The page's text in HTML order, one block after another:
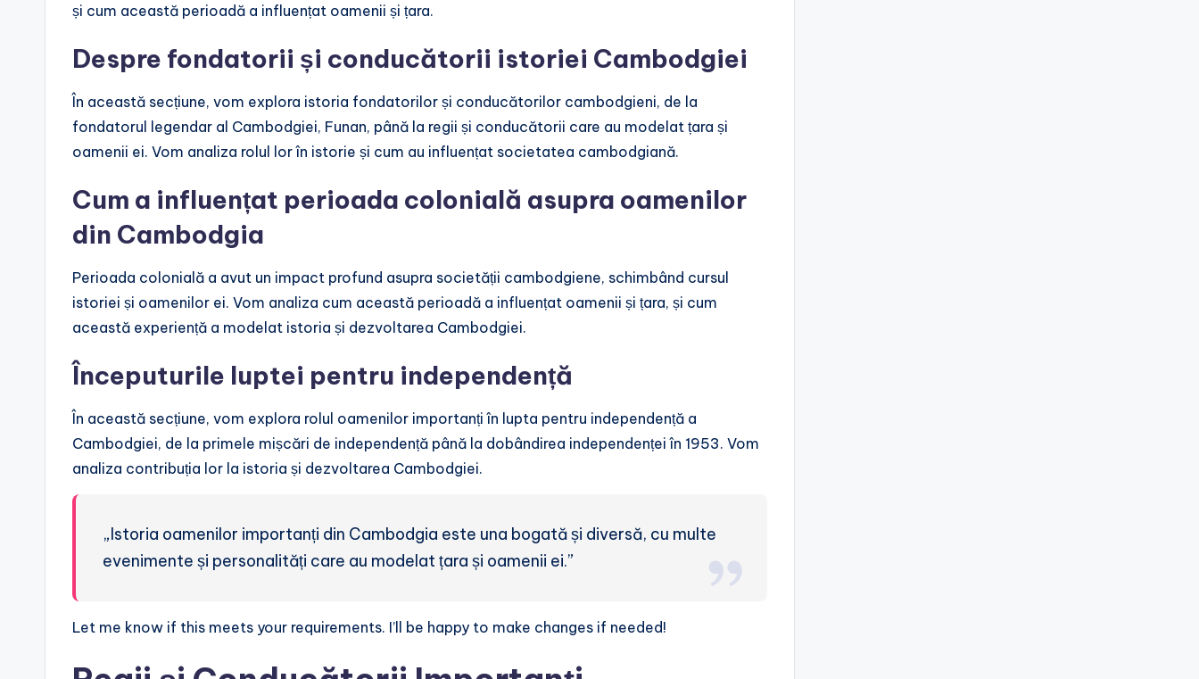
și cum această perioadă a influențat oamenii și țara.
Despre fondatorii și conducătorii istoriei Cambodgiei
În această secțiune, vom explora istoria fondatorilor și conducătorilor cambodgieni, de la
fondatorul legendar al Cambodgiei, Funan, până la regii și conducătorii care au modelat țara și
oamenii ei. Vom analiza rolul lor în istorie și cum au influențat societatea cambodgiană.
Cum a influențat perioada colonială asupra oamenilor
din Cambodgia
Perioada colonială a avut un impact profund asupra societății cambodgiene, schimbând cursul
istoriei și oamenilor ei. Vom analiza cum această perioadă a influențat oamenii și țara, și cum
această experiență a modelat istoria și dezvoltarea Cambodgiei.
Începuturile luptei pentru independență
În această secțiune, vom explora rolul oamenilor importanți în lupta pentru independență a
Cambodgiei, de la primele mișcări de independență până la dobândirea independenței în 1953. Vom
analiza contribuția lor la istoria și dezvoltarea Cambodgiei.
„Istoria oamenilor importanți din Cambodgia este una bogată și diversă, cu multe
evenimente și personalități care au modelat țara și oamenii ei.”
Let me know if this meets your requirements. I’ll be happy to make changes if needed!